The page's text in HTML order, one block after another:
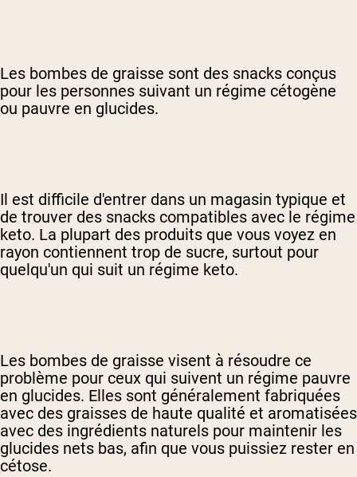
Les bombes de graisse sont des snacks conçus
pour les personnes suivant un régime cétogène
ou pauvre en glucides.
Il est difficile d'entrer dans un magasin typique et
de trouver des snacks compatibles avec le régime
keto. La plupart des produits que vous voyez en
rayon contiennent trop de sucre, surtout pour
quelqu'un qui suit un régime keto.
Les bombes de graisse visent à résoudre ce
problème pour ceux qui suivent un régime pauvre
en glucides. Elles sont généralement fabriquées
avec des graisses de haute qualité et aromatisées
avec des ingrédients naturels pour maintenir les
glucides nets bas, afin que vous puissiez rester en
cétose.